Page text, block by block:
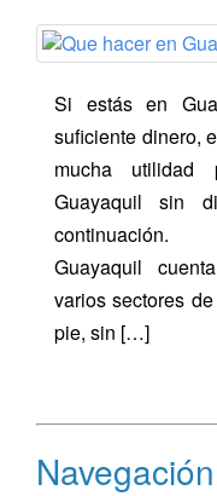
Si estás en
suficiente dinero,
mucha
Guayaquil sin
continuación.
Guayaquil
varios sectores
pie, sin […]